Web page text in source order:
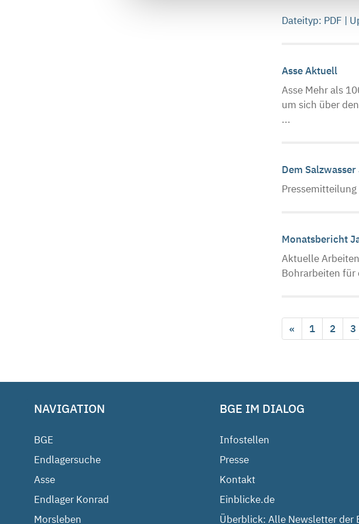
Dateityp: PDF |
Asse Aktuell
Asse Mehr als
um sich über
...
Dem
Monatsbericht
Aktuelle
Bohrarbeiten für
« 1 2 3
NAVIGATION
BGE
Endlagersuche
Asse
Endlager Konrad
Morsleben
BGE IM DIALOG
Infostellen
Presse
Kontakt
Einblicke.de
Überblick: Alle Newsletter der